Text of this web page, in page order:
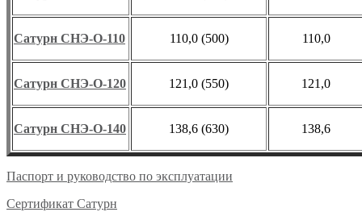
Сатурн СНЭ-О-110 110,0 (500) 110,0
Сатурн СНЭ-О-120 121,0 (550) 121,0
Сатурн СНЭ-О-140 138,6 (630) 138,6
Паспорт и руководство по эксплуатации
Сертификат Сатурн